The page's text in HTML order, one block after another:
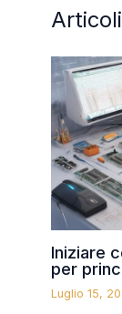
Iniziare
per
Luglio 15,